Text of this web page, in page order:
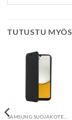
TUTUSTU MYÖS